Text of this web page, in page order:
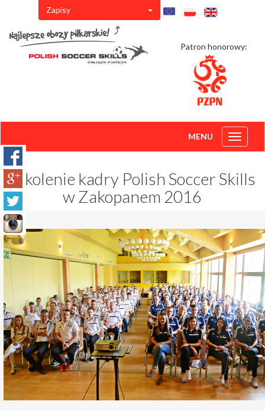
Zapisy
Patron honorowy:
Toggle
MENU
Szkolenie kadry Polish Soccer Skills
w Zakopanem 2016